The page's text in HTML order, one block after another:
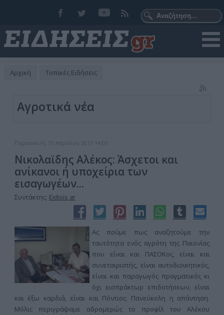
Αρχική Τοπικές Ειδήσεις
Αγροτικά νέα
Παρασκευή, 15 Απριλίου 2011 14:05
Νικολαϊδης Αλέκος: Άσχετοι και
ανίκανοι ή υποχείρια των
εισαγωγέων...
Συντάκτης: Eidisis.gr
Ας πούμε πως αναζητούμε την
ταυτότητα ενός αγρότη της Παιονίας
που είναι και ΠΑΣΟΚος, είναι και
συνεταιριστής, είναι αυτοδιοικητικός,
είναι και παραγωγός πραγματικός κι
όχι εισπράκτωρ επιδοτήσεων, είναι
και έξω καρδιά, είναι και Πόντιος. Πανεύκολη η απάντηση.
Μόλις περιγράψαμε αδρομερώς το προφίλ του Αλέκου